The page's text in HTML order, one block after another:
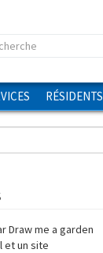
RÉSIDENTS
Draw me a garden
et un site